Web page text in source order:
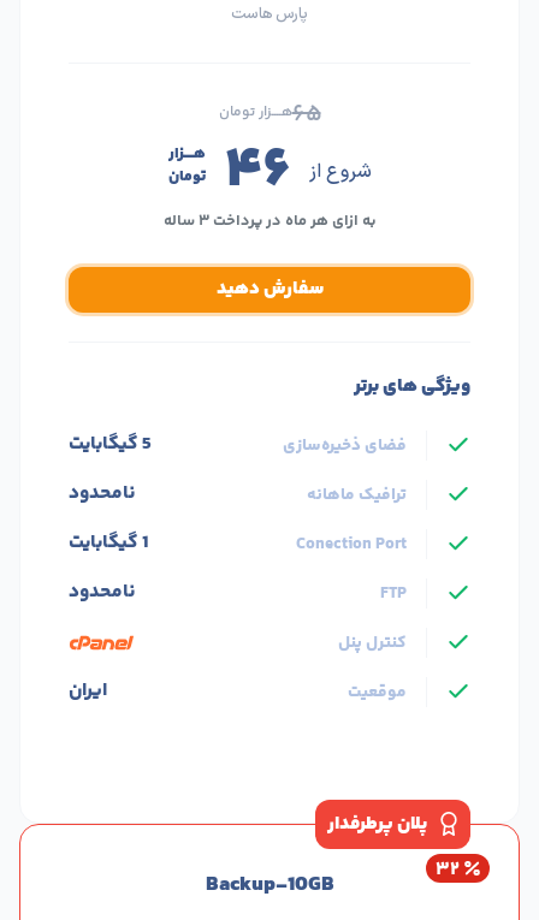
پارس هاست
۶۵هــــزار تومان
شروع از ۴۶
هــــزار
تومان
به ازای هر ماه در پرداخت ۳ ساله
سفارش دهید
ویژگی های برتر
فضای ذخیره‌سازی 5 گیگابایت
ترافیک ماهانه نامحدود
Conection Port 1 گیگابایت
FTP نامحدود
کنترل پنل
موقعیت
ایران
۳۲
پلان پرطرفدار
Backup-10GB